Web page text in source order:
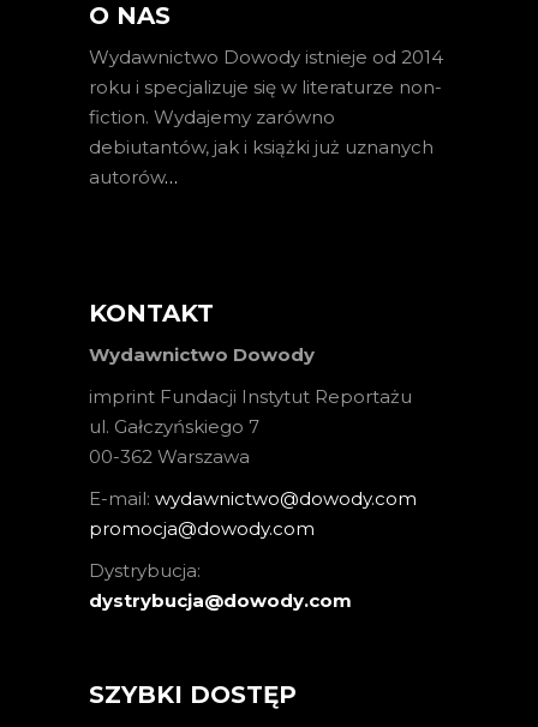
O NAS
Wydawnictwo Dowody istnieje od 2014
roku i specjalizuje się w literaturze non-
fiction. Wydajemy zarówno
debiutantów, jak i książki już uznanych
autorów…
KONTAKT
Wydawnictwo Dowody
imprint Fundacji Instytut Reportażu
ul. Gałczyńskiego 7
00-362 Warszawa
E-mail: wydawnictwo@dowody.com
promocja@dowody.com
Dystrybucja:
dystrybucja@dowody.com
SZYBKI DOSTĘP